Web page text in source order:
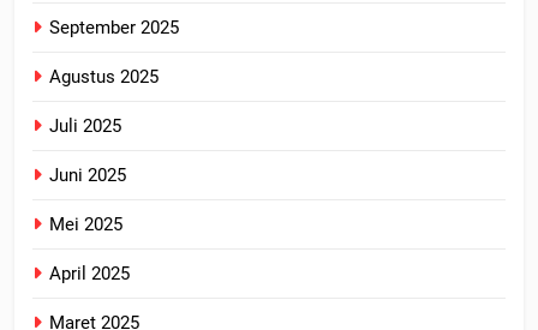
September 2025
Agustus 2025
Juli 2025
Juni 2025
Mei 2025
April 2025
Maret 2025